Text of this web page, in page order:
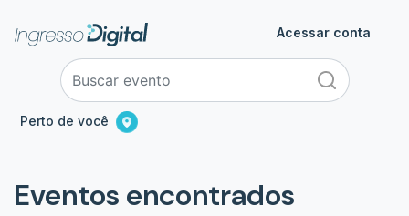
Perto de você
Acessar conta
Eventos encontrados